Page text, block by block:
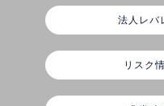
法人レバ
リスク